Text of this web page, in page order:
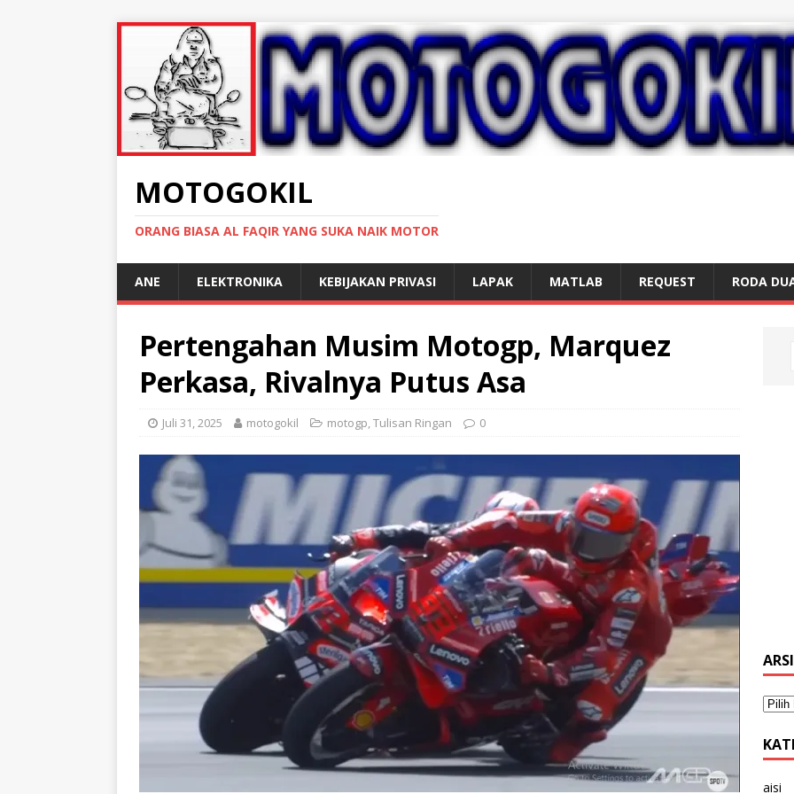
MOTOGOKIL
ORANG BIASA AL FAQIR YANG SUKA NAIK MOTOR
ANE ELEKTRONIKA KEBIJAKAN PRIVASI LAPAK MATLAB REQUEST RODA
Pertengahan Musim Motogp, Marquez
Perkasa, Rivalnya Putus Asa
Juli 31, 2025 motogokil motogp,Tulisan Ringan 0
aisi